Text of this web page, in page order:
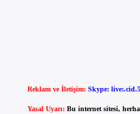
Reklam ve İletişim: Skype:
Yasal Uyarı: Bu internet sitesi,